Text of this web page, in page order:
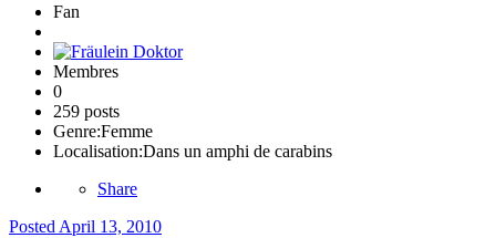
Fan
Membres
0
259 posts
Genre:Femme
Localisation:Dans un amphi de carabins
Share
Posted April 13, 2010